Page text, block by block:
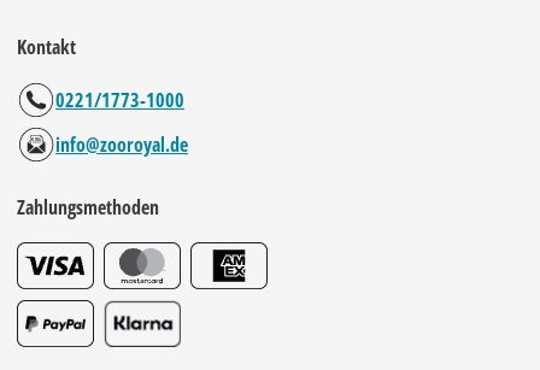
Kontakt
0221/1773-1000
info@zooroyal.de
Zahlungsmethoden